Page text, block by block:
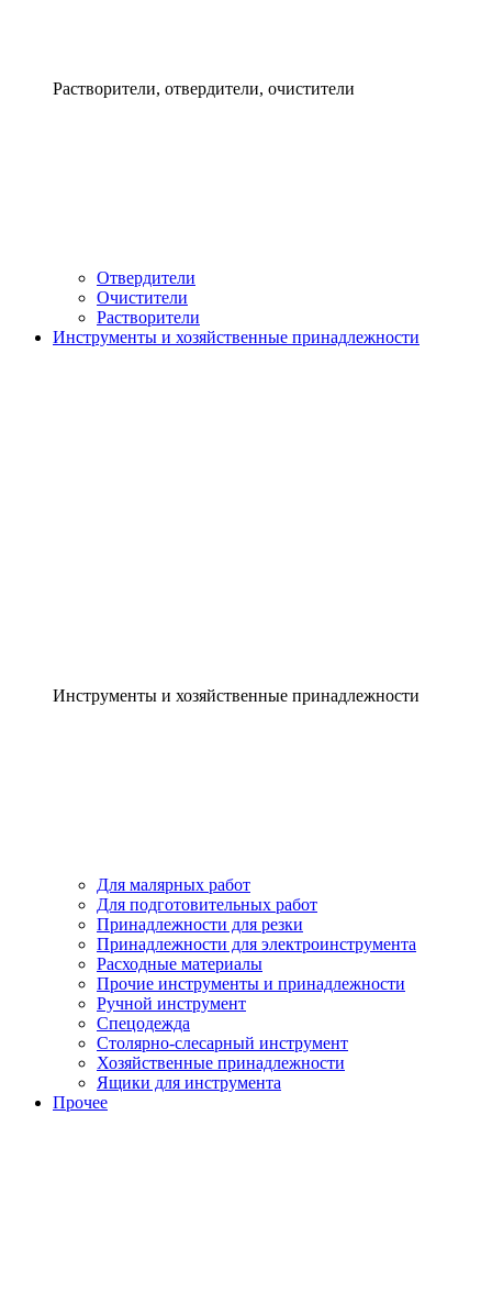
Растворители, отвердители, очистители
Отвердители
Очистители
Растворители
Инструменты и хозяйственные принадлежности
Инструменты и хозяйственные принадлежности
Для малярных работ
Для подготовительных работ
Принадлежности для резки
Принадлежности для электроинструмента
Расходные материалы
Прочие инструменты и принадлежности
Ручной инструмент
Спецодежда
Столярно-слесарный инструмент
Хозяйственные принадлежности
Ящики для инструмента
Прочее